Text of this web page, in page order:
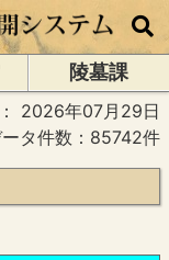
陵墓課
2026年07月29日
タ件数：85742件